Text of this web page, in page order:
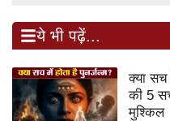
ये भी पढ़ें...
क्या सच
की 5
मुश्किल